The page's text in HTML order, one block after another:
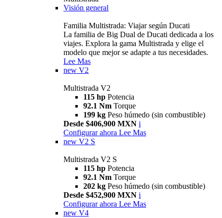
Visión general
Familia Multistrada: Viajar según Ducati
La familia de Big Dual de Ducati dedicada a los
viajes. Explora la gama Multistrada y elige el
modelo que mejor se adapte a tus necesidades.
Lee Mas
new V2
Multistrada V2
115 hp Potencia
92.1 Nm Torque
199 kg Peso húmedo (sin combustible)
Desde $406,900 MXN i
Configurar ahora Lee Mas
new V2 S
Multistrada V2 S
115 hp Potencia
92.1 Nm Torque
202 kg Peso húmedo (sin combustible)
Desde $452,900 MXN i
Configurar ahora Lee Mas
new V4